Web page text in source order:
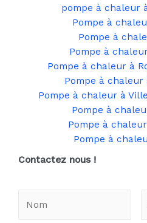
pompe à chaleur
Pompe à
Pompe à
Pompe à
Pompe à chaleur à
Pompe à chaleur
Pompe à chaleur à
Pompe à
Pompe à
Pompe à
Contactez nous !